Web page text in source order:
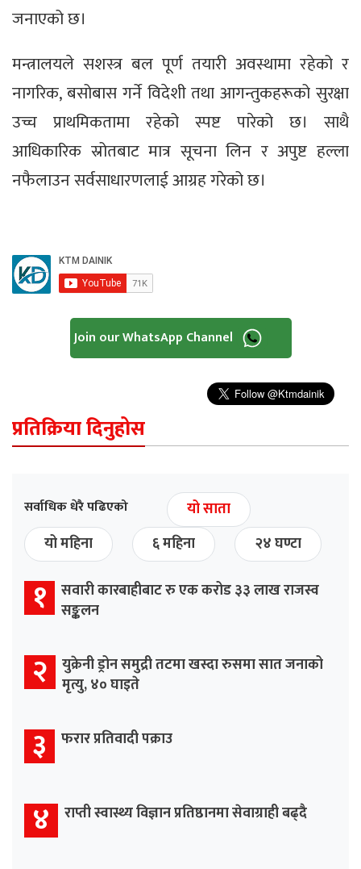
जनाएको छ।
मन्त्रालयले सशस्त्र बल पूर्ण तयारी अवस्थामा रहेको र
नागरिक, बसोबास गर्ने विदेशी तथा आगन्तुकहरूको सुरक्षा
उच्च प्राथमिकतामा रहेको स्पष्ट पारेको छ। साथै
आधिकारिक स्रोतबाट मात्र सूचना लिन र अपुष्ट हल्ला
नफैलाउन सर्वसाधारणलाई आग्रह गरेको छ।
Join our WhatsApp Channel
प्रतिक्रिया दिनुहोस
सर्वाधिक धेरै पढिएको
यो साता
यो महिना
६ महिना २४ घण्टा
१ सवारी कारबाहीबाट रु एक करोड ३३ लाख राजस्व
सङ्कलन
२ युक्रेनी ड्रोन समुद्री तटमा खस्दा रुसमा सात जनाको
मृत्यु, ४० घाइते
३ फरार प्रतिवादी पक्राउ
४ राप्ती स्वास्थ्य विज्ञान प्रतिष्ठानमा सेवाग्राही बढ्दै